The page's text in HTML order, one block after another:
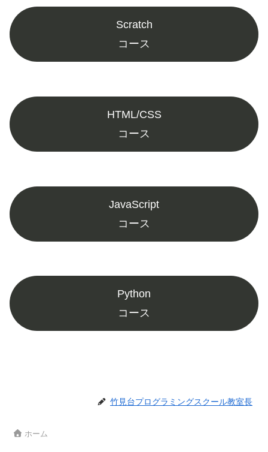
Scratch
コース
HTML/CSS
コース
JavaScript
コース
Python
コース
竹見台プログラミングスクール教室長
ホーム